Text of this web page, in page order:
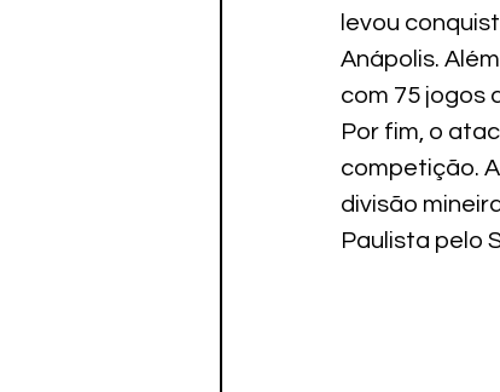
levou
Anápolis.
com 75 jogos
Por fim, o
competição.
divisão
Paulista pelo